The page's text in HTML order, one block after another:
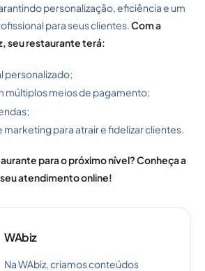
personalização, eficiência e um
para seus clientes.Com a
seu restaurante terá:
personalizado;
múltiplos meios de pagamento;
para atrair e fidelizar clientes.
para o próximo nível? Conheça a
atendimento online!
WAbiz
Na WAbiz, criamos conteúdos